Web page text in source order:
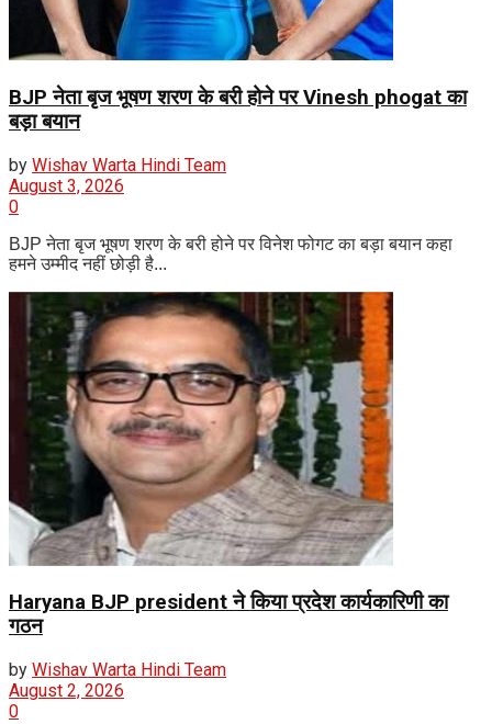
BJP नेता बृज भूषण शरण के बरी होने पर Vinesh phogat का
बड़ा बयान
by Wishav Warta Hindi Team
August 3, 2026
0
BJP नेता बृज भूषण शरण के बरी होने पर विनेश फोगट का बड़ा बयान कहा
हमने उम्मीद नहीं छोड़ी है...
Haryana BJP president ने किया प्रदेश कार्यकारिणी का
गठन
by Wishav Warta Hindi Team
August 2, 2026
0